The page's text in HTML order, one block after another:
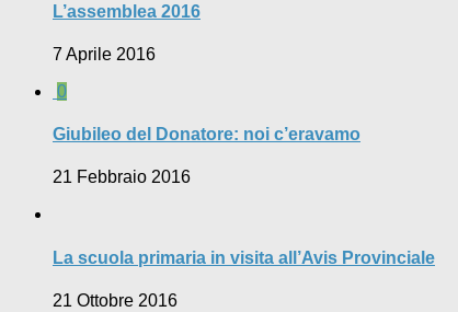
L’assemblea 2016
7 Aprile 2016
0
Giubileo del Donatore: noi c’eravamo
21 Febbraio 2016
La scuola primaria in visita all’Avis Provinciale
21 Ottobre 2016